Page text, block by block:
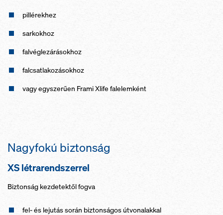
pillérekhez
sarkokhoz
falvéglezárásokhoz
falcsatlakozásokhoz
vagy egyszerűen Frami Xlife falelemként
Nagyfokú biztonság
XS létrarendszerrel
Biztonság kezdetektől fogva
fel- és lejutás során biztonságos útvonalakkal